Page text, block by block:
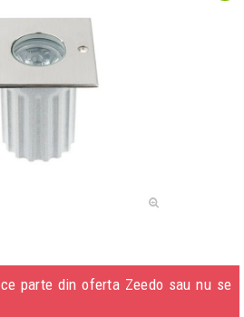
parte din oferta Zeedo sau nu se